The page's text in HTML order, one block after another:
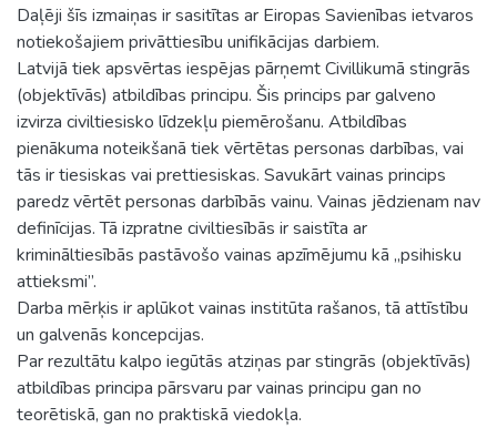
Daļēji šīs izmaiņas ir sasitītas ar Eiropas Savienības ietvaros
notiekošajiem privāttiesību unifikācijas darbiem.
Latvijā tiek apsvērtas iespējas pārņemt Civillikumā stingrās
(objektīvās) atbildības principu. Šis princips par galveno
izvirza civiltiesisko līdzekļu piemērošanu. Atbildības
pienākuma noteikšanā tiek vērtētas personas darbības, vai
tās ir tiesiskas vai prettiesiskas. Savukārt vainas princips
paredz vērtēt personas darbībās vainu. Vainas jēdzienam nav
definīcijas. Tā izpratne civiltiesībās ir saistīta ar
krimināltiesībās pastāvošo vainas apzīmējumu kā „psihisku
attieksmi”.
Darba mērķis ir aplūkot vainas institūta rašanos, tā attīstību
un galvenās koncepcijas.
Par rezultātu kalpo iegūtās atziņas par stingrās (objektīvās)
atbildības principa pārsvaru par vainas principu gan no
teorētiskā, gan no praktiskā viedokļa.